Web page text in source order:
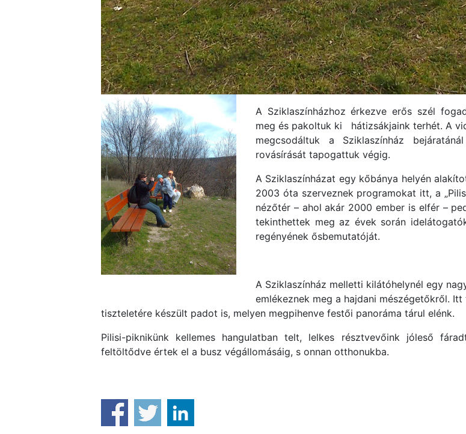
A Sziklaszínházhoz érkezve erős szél
meg és pakoltuk ki hátizsákjaink terhét. A
megcsodáltuk a Sziklaszínház
rovásírását tapogattuk végig.
A Sziklaszínházat egy kőbánya helyén
2003 óta szerveznek programokat itt, a
nézőtér – ahol akár 2000 ember is elfér –
tekinthettek meg az évek során
regényének ősbemutatóját.
A Sziklaszínház melletti kilátóhelynél egy
emlékeznek meg a hajdani mészégetőkről.
tiszteletére készült padot is, melyen megpihenve festői panoráma tárul elénk.
Pilisi-piknikünk kellemes hangulatban telt, lelkes résztvevőink jóleső
feltöltődve értek el a busz végállomásáig, s onnan otthonukba.